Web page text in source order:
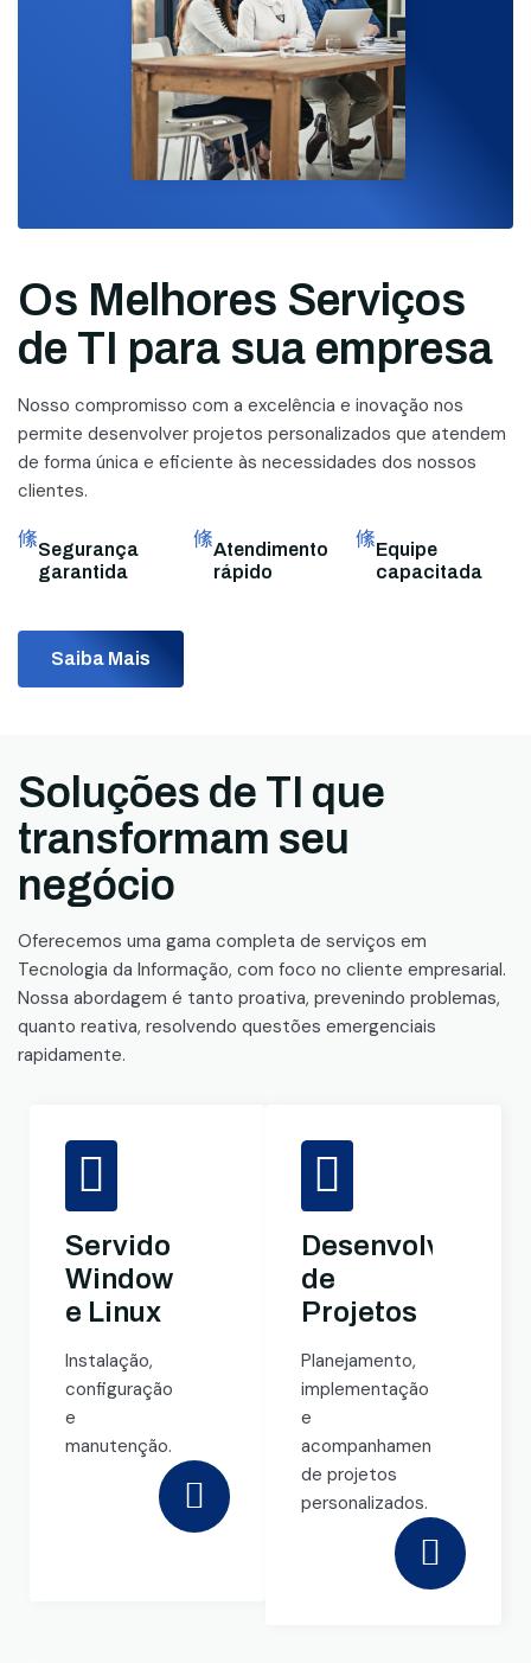
Os Melhores Serviços
de TI para sua empresa
Nosso compromisso com a excelência e inovação nos
permite desenvolver projetos personalizados que atendem
de forma única e eficiente às necessidades dos nossos
clientes.
Segurança
garantida
Atendimento
rápido
Equipe
capacitada
Saiba Mais
Soluções de TI que
transformam seu
negócio
Oferecemos uma gama completa de serviços em
Tecnologia da Informação, com foco no cliente empresarial.
Nossa abordagem é tanto proativa, prevenindo problemas,
quanto reativa, resolvendo questões emergenciais
rapidamente.
Servidores
Windows
e Linux
Instalação,
configuração
e
manutenção.
de
Projetos
Planejamento,
implementação
e
acompanhamento
de projetos
personalizados.